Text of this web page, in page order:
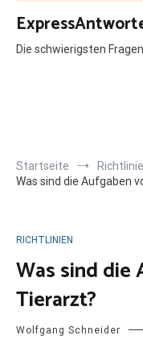
Zum
Inhalt
springen
Die schwierigsten
Startseite
Was sind die Aufgaben
RICHTLINIEN
Was sind die
Tierarzt?
Wolfgang Schneider